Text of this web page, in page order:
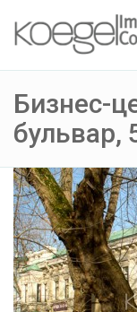
Бизнес-
бульвар,